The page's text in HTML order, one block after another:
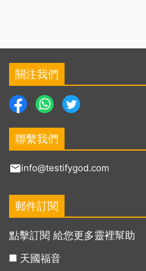
關注我們
聯繫我們
info@testifygod.com
郵件訂閱
點擊訂閱 給您更多靈裡幫助
天國福音